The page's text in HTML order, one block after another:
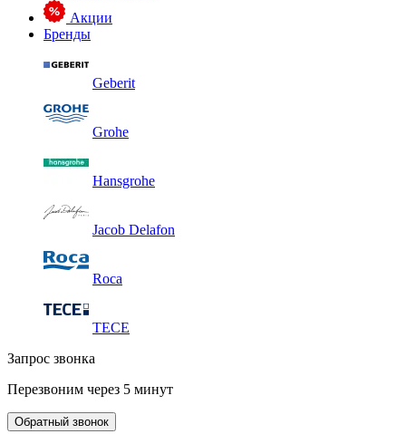
Акции
Бренды
Geberit
Grohe
Hansgrohe
Jacob Delafon
Roca
TECE
Запрос звонка
Перезвоним через 5 минут
Обратный звонок